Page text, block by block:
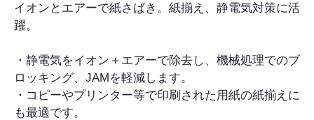
イオンとエアーで紙さばき。紙揃え、静電気対策に活
躍。
・静電気をイオン＋エアーで除去し、機械処理でのブ
ロッキング、JAMを軽減します。
・コピーやプリンター等で印刷された用紙の紙揃えに
も最適です。